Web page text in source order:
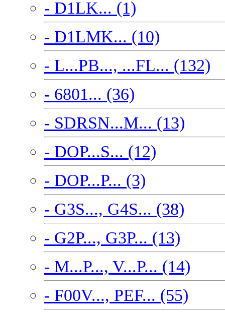
- D1LK... (1)
- D1LMK... (10)
- L...PB..., ...FL... (132)
- 6801... (36)
- SDRSN...M... (13)
- DOP...S... (12)
- DOP...P... (3)
- G3S..., G4S... (38)
- G2P..., G3P... (13)
- M...P..., V...P... (14)
- F00V..., PEF... (55)